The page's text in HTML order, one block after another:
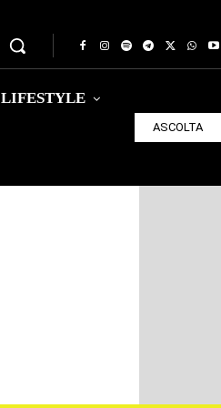
LIFESTYLE
ASCOLTA